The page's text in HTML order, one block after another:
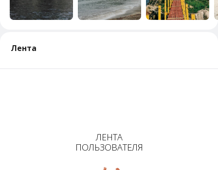
Лента
ЛЕНТА
ПОЛЬЗОВАТЕЛЯ